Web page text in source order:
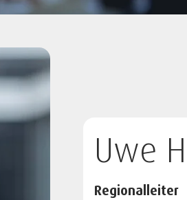
Uwe
Regionalleiter